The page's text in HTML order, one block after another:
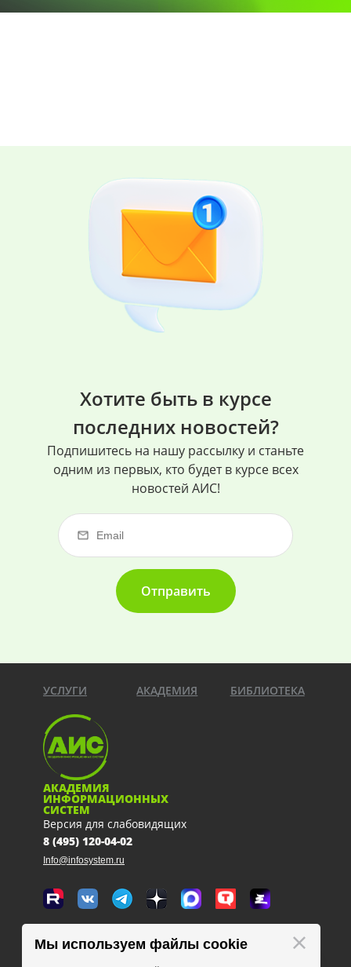
Хотите быть в курсе
последних новостей?
Подпишитесь на нашу рассылку и станьте
одним из первых, кто будет в курсе всех
новостей АИС!
Отправить
УСЛУГИ АКАДЕМИЯ БИБЛИОТЕКА
АКАДЕМИЯ
ИНФОРМАЦИОННЫХ
СИСТЕМ
Версия для слабовидящих
8 (495) 120-04-02
Info@infosystem.ru
Москва, 111123, ул. Плеханова, 4а
схема проезда
Мы используем файлы cookie